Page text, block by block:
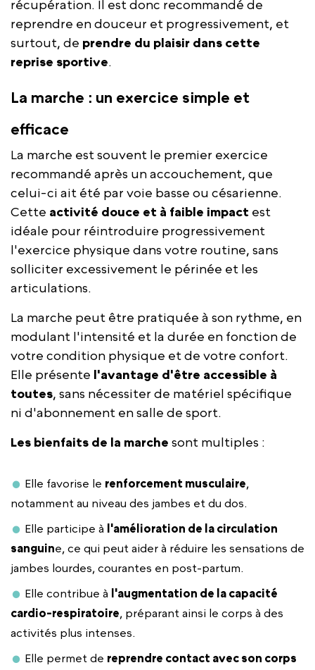
récupération. Il est donc recommandé de
reprendre en douceur et progressivement, et
surtout, de prendre du plaisir dans cette
reprise sportive.
La marche : un exercice simple et
efficace
La marche est souvent le premier exercice
recommandé après un accouchement, que
celui-ci ait été par voie basse ou césarienne.
Cette activité douce et à faible impact est
idéale pour réintroduire progressivement
l'exercice physique dans votre routine, sans
solliciter excessivement le périnée et les
articulations.
La marche peut être pratiquée à son rythme, en
modulant l'intensité et la durée en fonction de
votre condition physique et de votre confort.
Elle présente l'avantage d'être accessible à
toutes, sans nécessiter de matériel spécifique
ni d'abonnement en salle de sport.
Les bienfaits de la marche sont multiples :
Elle favorise le renforcement musculaire,
notamment au niveau des jambes et du dos.
Elle participe à
l'amélioration de la circulation
sanguine, ce qui peut aider à réduire les sensations de
jambes lourdes, courantes en post-partum.
Elle contribue à
l'augmentation de la capacité
cardio-respiratoire, préparant ainsi le corps à des
activités plus intenses.
Elle permet de reprendre contact avec son corps